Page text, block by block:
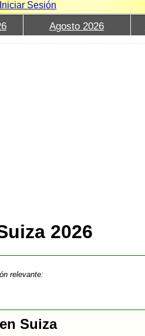
Iniciar Sesión
Agosto 2026
2026
relevante:
Suiza